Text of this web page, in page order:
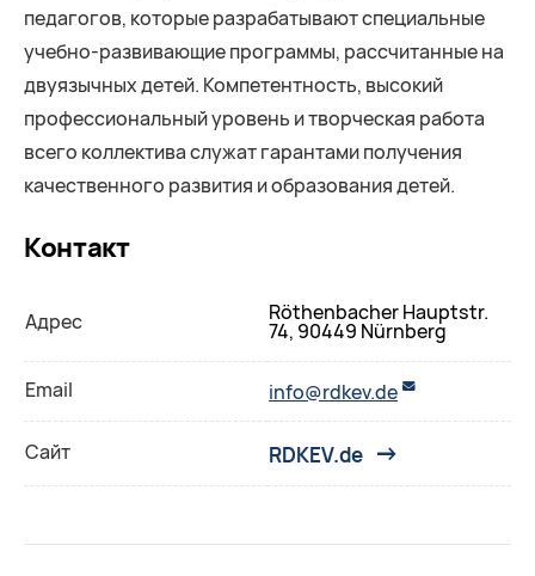
педагогов, которые разрабатывают специальные
учебно-развивающие программы, рассчитанные на
двуязычных детей. Компетентность, высокий
профессиональный уровень и творческая работа
всего коллектива служат гарантами получения
качественного развития и образования детей.
Контакт
Адрес Röthenbacher Hauptstr.
74, 90449 Nürnberg
Email info@rdkev.de
Сайт RDKEV.de